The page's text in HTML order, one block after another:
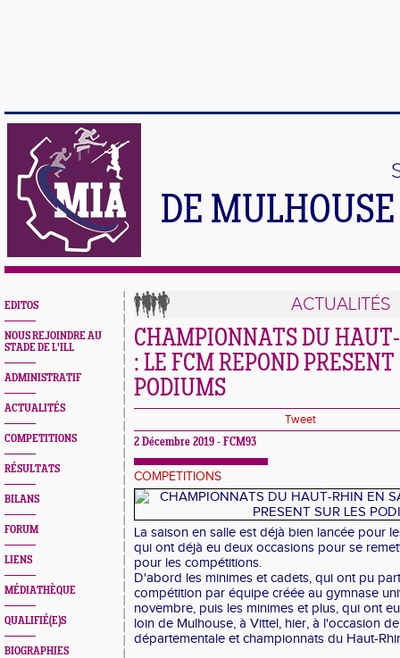
DE
EDITOS
NOUS REJOINDRE AU
STADE DE L'ILL
ADMINISTRATIF
ACTUALITÉS
COMPETITIONS
RÉSULTATS
BILANS
FORUM
LIENS
MÉDIATHÈQUE
QUALIFIÉ(E)S
BIOGRAPHIES
ACTUALITÉS
CHAMPIONNATS DU
: LE FCM REPOND PRESENT
PODIUMS
Tweet
2 Décembre 2019 - FCM93
COMPETITIONS
La saison en salle est déjà bien lancée pour
qui ont déjà eu deux occasions pour se
pour les compétitions.
D'abord les minimes et cadets, qui ont pu
compétition par équipe créée au gymnase
novembre, puis les minimes et plus, qui ont
loin de Mulhouse, à Vittel, hier, à l'occasion
départementale et championnats du Haut-